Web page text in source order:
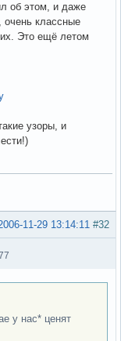
об этом, и даже
классные
Это ещё летом
узоры, и
#32
11-29 13:14:11
у нас* ценят